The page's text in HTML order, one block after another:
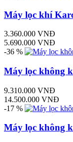
Máy lọc khí
3.360.000 VNĐ
5.690.000 VNĐ
-36 %
Máy lọc không
9.310.000 VNĐ
14.500.000 VNĐ
-17 %
Máy lọc không